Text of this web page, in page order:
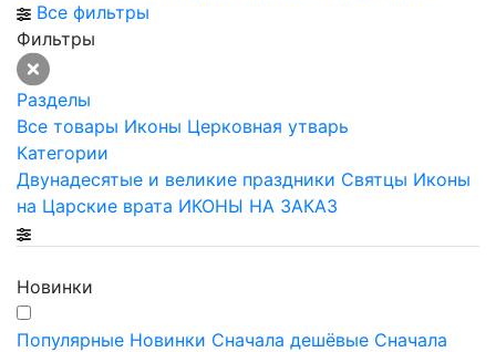
Все фильтры
Фильтры
Разделы
Все товары Иконы Церковная утварь
Категории
Двунадесятые и великие праздники Святцы Иконы
на Царские врата ИКОНЫ НА ЗАКАЗ
Новинки
Популярные Новинки Сначала дешёвые Сначала